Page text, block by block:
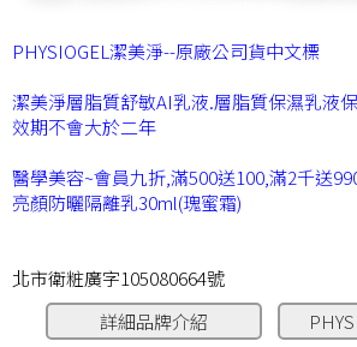
PHYSIOGEL潔美淨--原廠公司貨中文標
潔美淨層脂質舒敏AI乳液.層脂質保濕乳液
效期不會大於二年
醫學美容~會員九折,滿500送100,滿2千送
亮顏防曬隔離乳30ml(瑰蜜霜)
北市衛粧廣字105080664號
詳細品牌介紹